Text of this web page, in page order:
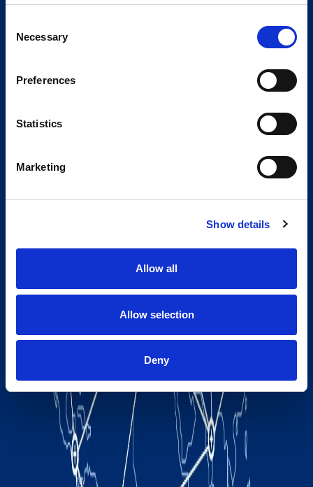
Selection
Necessary
Preferences
Statistics
Marketing
Show details
Allow all
Allow selection
Deny